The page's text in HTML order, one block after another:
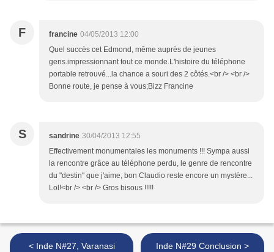
F francine 04/05/2013 12:00
Quel succès cet Edmond, même auprès de jeunes
gens.impressionnant tout ce monde.L'histoire du téléphone
portable retrouvé...la chance a souri des 2 côtés.<br /> <br />
Bonne route, je pense à vous;Bizz Francine
S sandrine 30/04/2013 12:55
Effectivement monumentales les monuments !!! Sympa aussi
la rencontre grâce au téléphone perdu, le genre de rencontre
du "destin" que j'aime, bon Claudio reste encore un mystère...
Lol!<br /> <br /> Gros bisous !!!!!
< Inde N#27, Varanasi
Inde N#29 Conclusion >